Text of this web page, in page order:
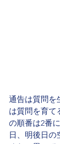
通告は質問を
は質問を育て
の順番は2番
日、明後日の